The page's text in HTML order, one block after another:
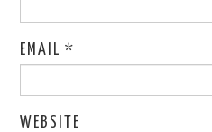
EMAIL*
WEBSITE